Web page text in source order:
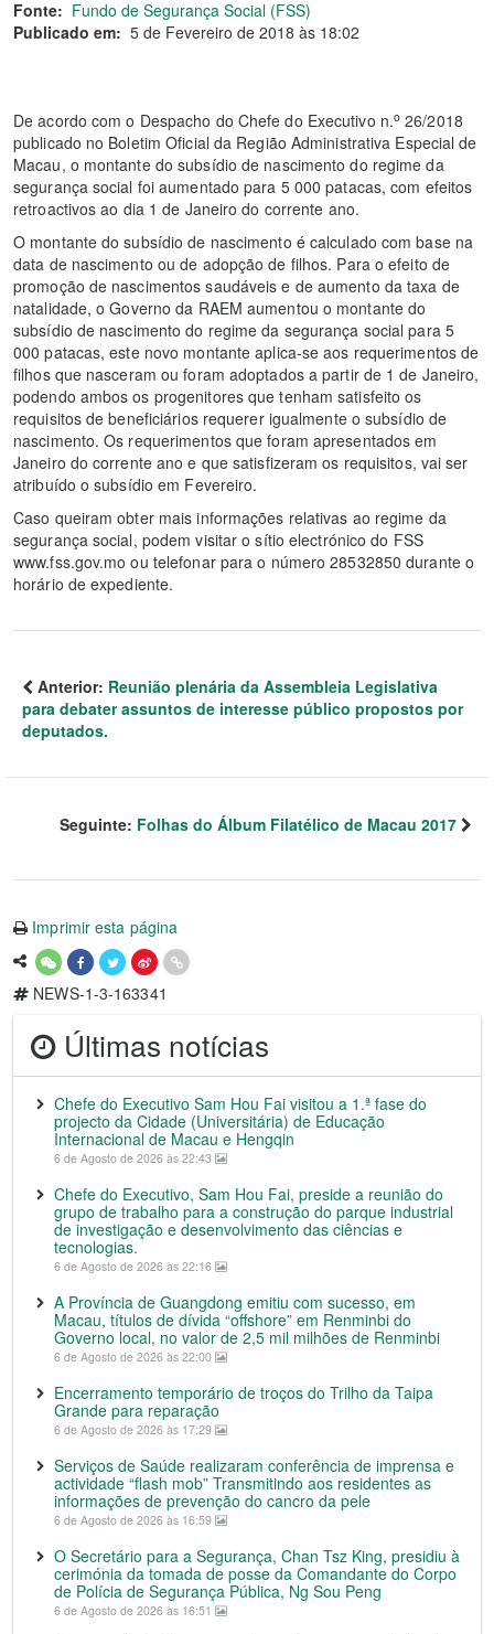
Fonte: Fundo de Segurança Social (FSS)
Publicado em: 5 de Fevereiro de 2018 às 18:02
De acordo com o Despacho do Chefe do Executivo n.o 26/2018
publicado no Boletim Oficial da Região Administrativa Especial de
Macau, o montante do subsídio de nascimento do regime da
segurança social foi aumentado para 5 000 patacas, com efeitos
retroactivos ao dia 1 de Janeiro do corrente ano.
O montante do subsídio de nascimento é calculado com base na
data de nascimento ou de adopção de filhos. Para o efeito de
promoção de nascimentos saudáveis e de aumento da taxa de
natalidade, o Governo da RAEM aumentou o montante do
subsídio de nascimento do regime da segurança social para 5
000 patacas, este novo montante aplica-se aos requerimentos de
filhos que nasceram ou foram adoptados a partir de 1 de Janeiro,
podendo ambos os progenitores que tenham satisfeito os
requisitos de beneficiários requerer igualmente o subsídio de
nascimento. Os requerimentos que foram apresentados em
Janeiro do corrente ano e que satisfizeram os requisitos, vai ser
atribuído o subsídio em Fevereiro.
Caso queiram obter mais informações relativas ao regime da
segurança social, podem visitar o sítio electrónico do FSS
www.fss.gov.mo ou telefonar para o número 28532850 durante o
horário de expediente.
Anterior: Reunião plenária da Assembleia Legislativa
para debater assuntos de interesse público propostos por
deputados.
Seguinte: Folhas do Álbum Filatélico de Macau 2017
Imprimir esta página
NEWS-1-3-163341
Últimas notícias
Chefe do Executivo Sam Hou Fai visitou a 1.ª fase do
projecto da Cidade (Universitária) de Educação
Internacional de Macau e Hengqin
6 de Agosto de 2026 às 22:43
Chefe do Executivo, Sam Hou Fai, preside a reunião do
grupo de trabalho para a construção do parque industrial
de investigação e desenvolvimento das ciências e
tecnologias.
6 de Agosto de 2026 às 22:16
A Província de Guangdong emitiu com sucesso, em
Macau, títulos de dívida “offshore” em Renminbi do
Governo local, no valor de 2,5 mil milhões de Renminbi
6 de Agosto de 2026 às 22:00
Encerramento temporário de troços do Trilho da Taipa
Grande para reparação
6 de Agosto de 2026 às 17:29
Serviços de Saúde realizaram conferência de imprensa e
actividade “flash mob” Transmitindo aos residentes as
informações de prevenção do cancro da pele
6 de Agosto de 2026 às 16:59
O Secretário para a Segurança, Chan Tsz King, presidiu à
cerimónia da tomada de posse da Comandante do Corpo
de Polícia de Segurança Pública, Ng Sou Peng
6 de Agosto de 2026 às 16:51